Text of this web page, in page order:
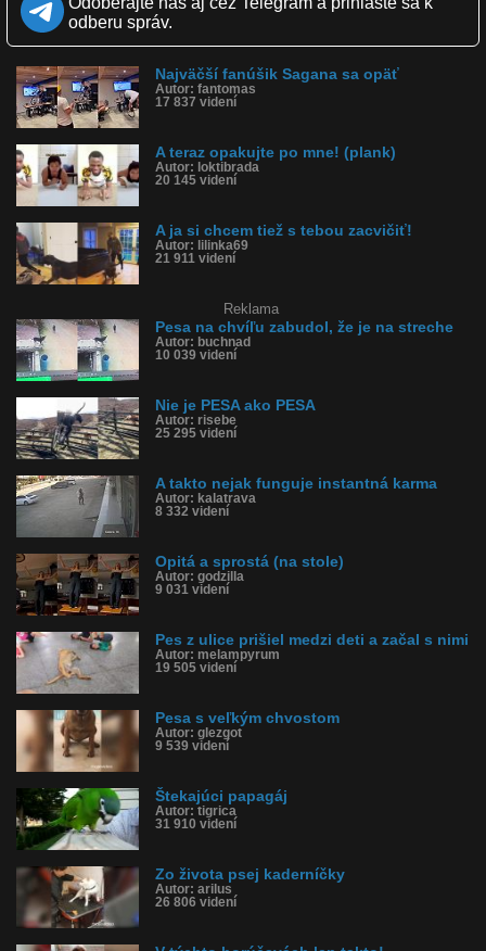
Zverejnené: 14.10.2019 16:04
Páči sa: 95% (55 hlasov)
Dľžka: 0:26
Kategória: zvieratká
Tagy: pes, pesa, štekajúci pes, pes spadol zo stola, pes sa
zošuchol z lavice, štekal, pes štekal, dunčo
História sledovanosti videa:
odberu správ.
Najväčší fanúšik Sagana sa opäť
Autor: fantomas
17 837 videní
A teraz opakujte po mne! (plank)
Autor: loktibrada
20 145 videní
A ja si chcem tiež s tebou zacvičiť!
Autor: lilinka69
21 911 videní
Reklama
Pesa na chvíľu zabudol, že je na streche
Autor: buchnad
10 039 videní
Nie je PESA ako PESA
Autor: risebe
25 295 videní
A takto nejak funguje instantná karma
Autor: kalatrava
8 332 videní
Opitá a sprostá (na stole)
Autor: godzilla
9 031 videní
Pes z ulice prišiel medzi deti a začal s nimi
Autor: melampyrum
19 505 videní
Pesa s veľkým chvostom
Autor: glezgot
9 539 videní
Štekajúci papagáj
Autor: tigrica
31 910 videní
Zo života psej kaderníčky
Autor: arilus
26 806 videní